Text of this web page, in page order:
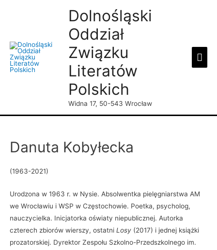
Dolnośląski
Oddział
Związku
Literatów
Polskich
Widna 17, 50-543 Wrocław
Danuta Kobyłecka
(1963-2021)
Urodzona w 1963 r. w Nysie. Absolwentka pielęgniarstwa AM
we Wrocławiu i WSP w Częstochowie. Poetka, psycholog,
nauczycielka. Inicjatorka oświaty niepublicznej. Autorka
czterech zbiorów wierszy, ostatni Losy (2017) i jednej książki
prozatorskiej. Dyrektor Zespołu Szkolno-Przedszkolnego im.